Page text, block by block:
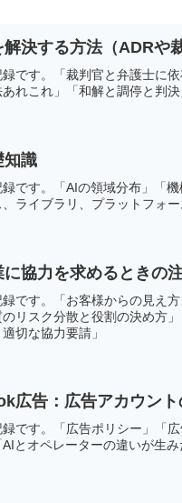
決する方法（ADRや
です。「裁判官と弁護士に
れこれ」「和解と調停と判
知識
です。「AIの領域分布」「
、ライブラリ、プラットフォ
に協力を求めるときの
です。「お客様からの見え
リスク分散と役割の決め方
切な協力要請」
広告：広告アカウン
です。「広告ポリシー」「
AIとオペレーターの違いが生み